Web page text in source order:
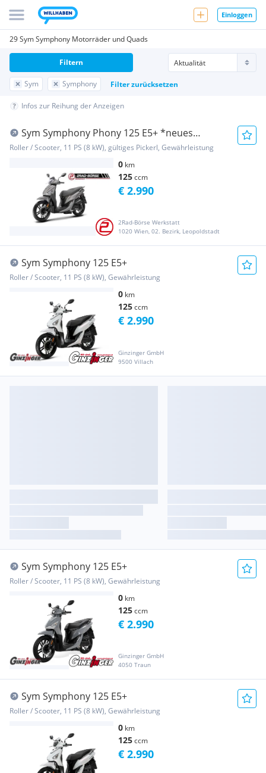
Einloggen
29 Sym Symphony Motorräder und Quads
Sym Symphony Filter zurücksetzen
Filtern
Infos zur Reihung der Anzeigen
Sym Symphony Phony 125 E5+ *neues
Modell* *LAGERND*
Roller / Scooter, 11 PS (8 kW), gültiges Pickerl, Gewährleistung
0 km
125ccm
2Rad-Börse Werkstatt
1020 Wien, 02. Bezirk, Leopoldstadt
€ 2.990
Sym Symphony 125 E5+
Roller / Scooter, 11 PS (8 kW), Gewährleistung
0 km
125ccm
Ginzinger GmbH
9500 Villach
€ 2.990
Sym Symphony 125 E5+
Roller / Scooter, 11 PS (8 kW), Gewährleistung
0 km
125ccm
Ginzinger GmbH
4050 Traun
€ 2.990
Sym Symphony 125 E5+
Roller / Scooter, 11 PS (8 kW), Gewährleistung
0 km
125ccm
€ 2.990